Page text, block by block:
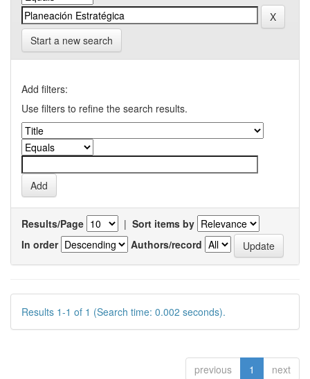
Start a new search
Add filters:
Use filters to refine the search results.
Results/Page | Sort items by
In order
Authors/record
Results 1-1 of 1 (Search time: 0.002 seconds).
previous 1 next